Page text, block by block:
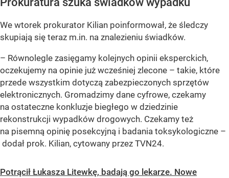
We wtorek prokurator Kilian poinformował, że śledczy
skupiają się teraz m.in. na znalezieniu świadków.
– Równolegle zasięgamy kolejnych opinii eksperckich,
oczekujemy na opinie już wcześniej zlecone – takie, które
przede wszystkim dotyczą zabezpieczonych sprzętów
elektronicznych. Gromadzimy dane cyfrowe, czekamy
na ostateczne konkluzje biegłego w dziedzinie
rekonstrukcji wypadków drogowych. Czekamy też
na pisemną opinię posekcyjną i badania toksykologiczne –
dodał prok. Kilian, cytowany przez TVN24.
Potrącił Łukasza Litewkę, badają go lekarze. Nowe